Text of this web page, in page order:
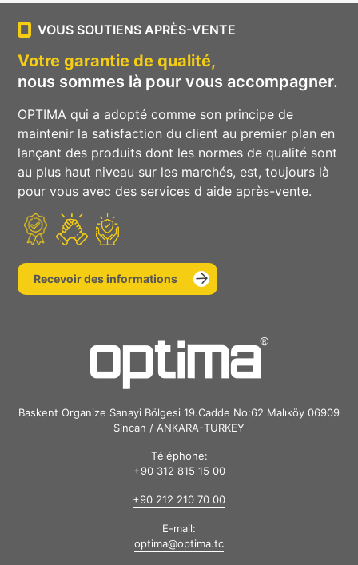
VOUS SOUTIENS APRÈS-VENTE
Votre garantie de qualité,
nous sommes là pour vous accompagner.
OPTIMA qui a adopté comme son principe de
maintenir la satisfaction du client au premier plan en
lançant des produits dont les normes de qualité sont
au plus haut niveau sur les marchés, est, toujours là
pour vous avec des services d aide après-vente.
Recevoir des informations
Baskent Organize Sanayi Bölgesi 19.Cadde No:62 Malıköy 06909
Sincan / ANKARA-TURKEY
Téléphone:
+90 312 815 15 00
+90 212 210 70 00
E-mail:
optima@optima.tc